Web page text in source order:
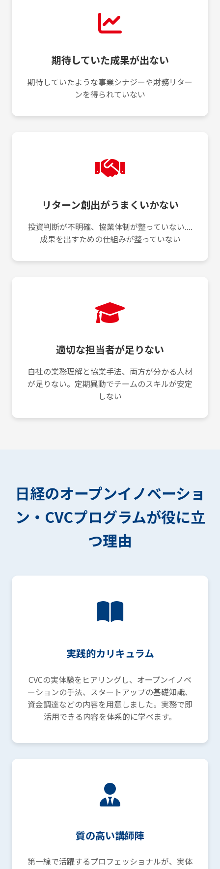
期待していた成果が出ない
期待していたような事業シナジーや財務リター
ンを得られていない
リターン創出がうまくいかない
投資判断が不明確、協業体制が整っていない....
成果を出すための仕組みが整っていない
適切な担当者が足りない
自社の業務理解と協業手法、両方が分かる人材
が足りない。定期異動でチームのスキルが安定
しない
日経のオープンイノベーショ
ン・CVCプログラムが役に立
つ理由
実践的カリキュラム
CVCの実体験をヒアリングし、オープンイノベ
ーションの手法、スタートアップの基礎知識、
資金調達などの内容を用意しました。実務で即
活用できる内容を体系的に学べます。
質の高い講師陣
第一線で活躍するプロフェッショナルが、実体